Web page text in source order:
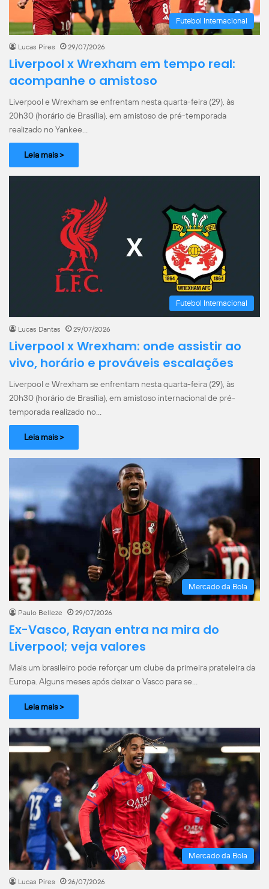
Futebol Internacional
Lucas Pires 29/07/2026
Liverpool x Wrexham em tempo real:
acompanhe o amistoso
Liverpool e Wrexham se enfrentam nesta quarta-feira (29), às
20h30 (horário de Brasília), em amistoso de pré-temporada
realizado no Yankee…
Leia mais >
Futebol Internacional
Lucas Dantas 29/07/2026
Liverpool x Wrexham: onde assistir ao
vivo, horário e prováveis escalações
Liverpool e Wrexham se enfrentam nesta quarta-feira (29), às
20h30 (horário de Brasília), em amistoso internacional de pré-
temporada realizado no…
Leia mais >
Mercado da Bola
Paulo Belleze 29/07/2026
Ex-Vasco, Rayan entra na mira do
Liverpool; veja valores
Mais um brasileiro pode reforçar um clube da primeira prateleira da
Europa. Alguns meses após deixar o Vasco para se…
Leia mais >
Mercado da Bola
Lucas Pires 26/07/2026